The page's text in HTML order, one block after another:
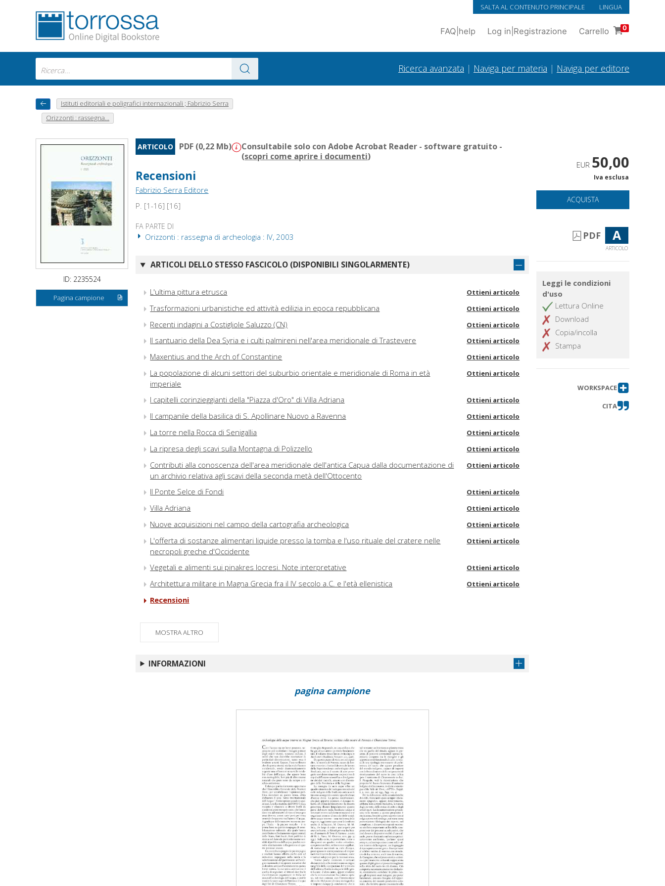
SALTA AL CONTENUTO PRINCIPALE LINGUA
FAQ help Log in Registrazione Carrello 0
Ricerca avanzata | Naviga per materia | Naviga per editore
Istituti editoriali e poligrafici internazionali ; Fabrizio Serra
Orizzonti : rassegna...
ID: 2235524
Pagina campione
ARTICOLO PDF (0,22 Mb)
Consultabile solo con Adobe Acrobat Reader - software gratuito -
(scopri come aprire i documenti)
Recensioni
Fabrizio Serra Editore
P. [1-16] [16]
FA PARTE DI
Orizzonti : rassegna di archeologia : IV, 2003
ARTICOLI DELLO STESSO FASCICOLO (DISPONIBILI SINGOLARMENTE)
L'ultima pittura etrusca Ottieni articolo
Trasformazioni urbanistiche ed attività edilizia in epoca repubblicana Ottieni articolo
Recenti indagini a Costigliole Saluzzo (CN) Ottieni articolo
Il santuario della Dea Syria e i culti palmireni nell'area meridionale di Trastevere Ottieni articolo
Maxentius and the Arch of Constantine Ottieni articolo
La popolazione di alcuni settori del suburbio orientale e meridionale di Roma in età
imperiale
Ottieni articolo
I capitelli corinzieggianti della "Piazza d'Oro" di Villa Adriana Ottieni articolo
Il campanile della basilica di S. Apollinare Nuovo a Ravenna Ottieni articolo
La torre nella Rocca di Senigallia Ottieni articolo
La ripresa degli scavi sulla Montagna di Polizzello Ottieni articolo
Contributi alla conoscenza dell'area meridionale dell'antica Capua dalla documentazione di
un archivio relativa agli scavi della seconda metà dell'Ottocento
Ottieni articolo
Il Ponte Selce di Fondi Ottieni articolo
Villa Adriana Ottieni articolo
Nuove acquisizioni nel campo della cartografia archeologica Ottieni articolo
L'offerta di sostanze alimentari liquide presso la tomba e l'uso rituale del cratere nelle
necropoli greche d'Occidente
Ottieni articolo
Vegetali e alimenti sui pinakres locresi. Note interpretative Ottieni articolo
Architettura militare in Magna Grecia fra il IV secolo a.C. e l'età ellenistica Ottieni articolo
Recensioni
Abbreviazioni
MOSTRA ALTRO
INFORMAZIONI
EUR 50,00
Iva esclusa
ACQUISTA
PDF A
ARTICOLO
Leggi le condizioni
d'uso
Lettura Online
Download
Copia/incolla
Stampa
WORKSPACE
CITA
pagina campione